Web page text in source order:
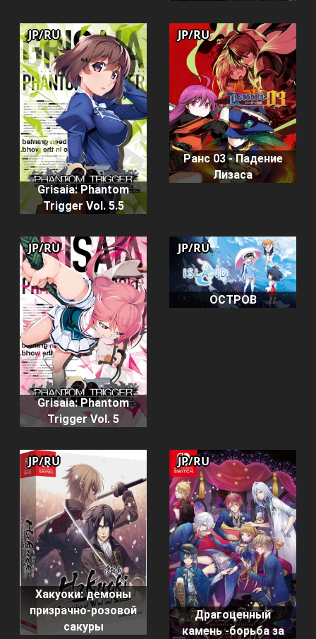
Grisaia: Phantom
Trigger Vol. 5.5
JP/RU
Ранс 03 - Падение
Лизаса
JP/RU
Grisaia: Phantom
Trigger Vol. 5
JP/RU
ОСТРОВ
JP/RU
Хакуоки: демоны
призрачно-розовой
сакуры
JP/RU
Драгоценный
камень -борьба за
JP/RU